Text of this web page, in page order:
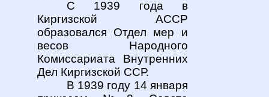
С 1939 года в
Киргизской АССР
образовался Отдел мер и
весов Народного
Комиссариата Внутренних
Дел Киргизской ССР.
В 1939 году 14 января